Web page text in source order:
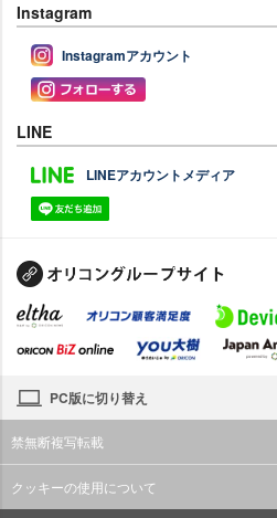
Instagram
Instagramアカウント
LINE
LINEアカウントメディア
PC版に切り替え
禁無断複写転載
クッキーの使用について